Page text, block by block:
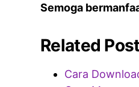
Semoga
Related
Cara